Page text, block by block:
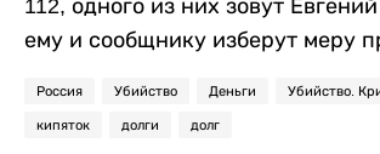
112, одного из них зовут
ему и сообщнику изберут меру
Россия Убийство Деньги Убийство.
кипяток долги долг